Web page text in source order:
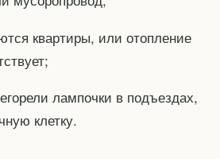
квартиры, или отопление
лампочки в подъездах,
клетку.